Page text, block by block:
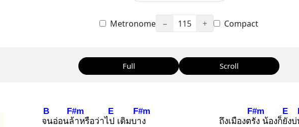
Metronome − 115 + Compact
Full Scroll
จน
B
อ่อนล้า
F#m
หรือว่าไป
E
เดิมบาง
F#m
ถึงเมืองตรัง
F#m
น้องก็ยัง
E
บ่